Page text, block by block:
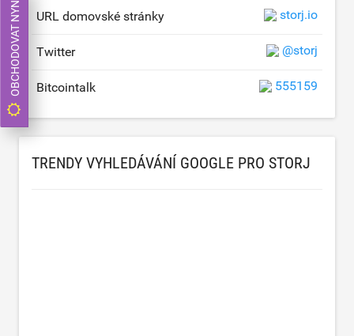
URL domovské stránky storj.io
Twitter @storj
Bitcointalk 555159
TRENDY VYHLEDÁVÁNÍ GOOGLE PRO STORJ
OBCHODOVAT NYNÍ